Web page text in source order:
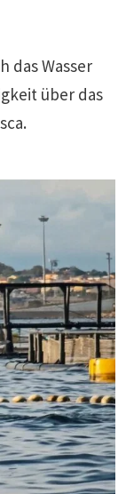
das Wasser
über das